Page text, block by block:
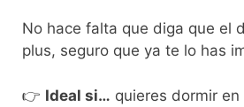
No hace falta que diga que el
plus, seguro que ya te lo has
👉 Ideal si… quieres dormir